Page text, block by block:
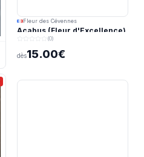
Fleur des Cévennes
Acabus (Fleur d'Excellence)
(0)
dès15.00€